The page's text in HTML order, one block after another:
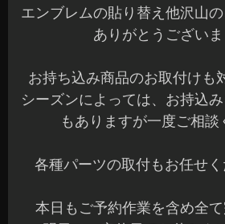
エンブレムの貼り替え他沢山
ありがとうござい
お持ち込み商品のお取付けも
シーズンによっては、お持込
もありますが一度ご相談
各種パーツの取付もお任せ
本日もご予約作業を含め全て